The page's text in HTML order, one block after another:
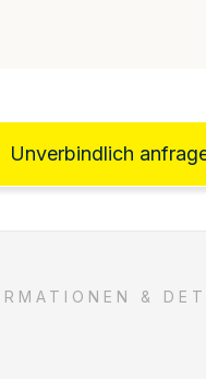
Unverbindlich
&